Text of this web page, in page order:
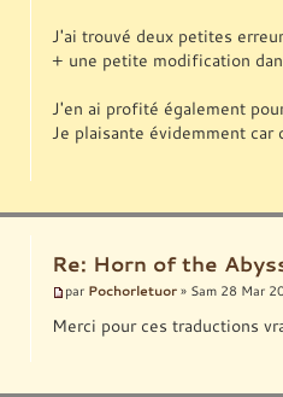
J'ai trouvé deux petites
+ une petite modification
J'en ai profité également
Je plaisante évidemment
Re: Horn of the
par Pochorletuor » Sam 28 Mar
Merci pour ces traductions